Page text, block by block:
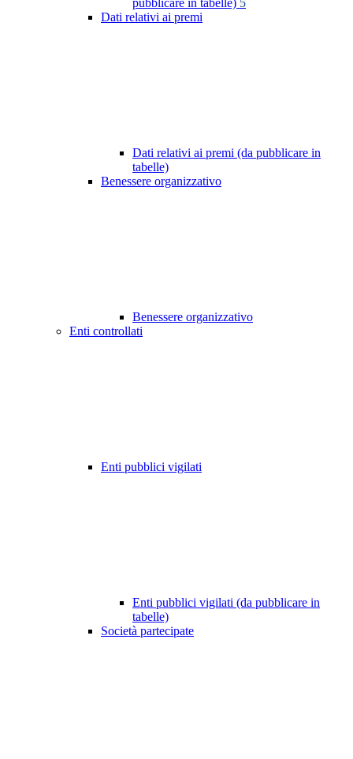
pubblicare in tabelle) 5
Dati relativi ai premi
Dati relativi ai premi (da pubblicare in
tabelle)
Benessere organizzativo
Benessere organizzativo
Enti controllati
Enti pubblici vigilati
Enti pubblici vigilati (da pubblicare in
tabelle)
Società partecipate